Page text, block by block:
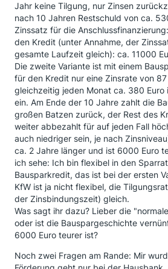
Jahr keine Tilgung, nur Zinsen
nach 10 Jahren Restschuld von ca.
Zinssatz für die
den Kredit (unter Annahme, der
gesamte Laufzeit gleich): ca. 11000
Die zweite Variante ist mit einem
für den Kredit nur eine Zinsrate von
gleichzeitig jeden Monat ca. 380 Euro
ein. Am Ende der 10 Jahre zahlt die
großen Batzen zurück, der Rest des
weiter abbezahlt für auf jeden Fall
auch niedriger sein, je nach
ca. 2 Jahre länger und ist 6000 Euro
ich sehe: Ich bin flexibel in den
Bausparkredit, das ist bei der ersten
KfW ist ja nicht flexibel, die
der Zinsbindungszeit) gleich.
Was sagt ihr dazu? Lieber die
oder ist die Bauspargeschichte
6000 Euro teurer ist?
Noch zwei Fragen am Rande: Mir